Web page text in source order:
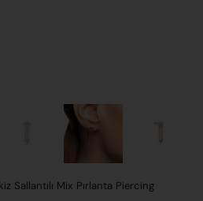
Sallantılı Mix Pırlanta Piercing